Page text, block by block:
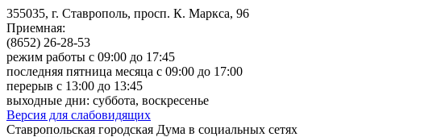
355035, г. Ставрополь, просп. К. Маркса, 96
Приемная:
(8652) 26-28-53
режим работы с 09:00 до 17:45
последняя пятница месяца с 09:00 до 17:00
перерыв с 13:00 до 13:45
выходные дни: суббота, воскресенье
Версия для слабовидящих
Ставропольская городская Дума в социальных сетях